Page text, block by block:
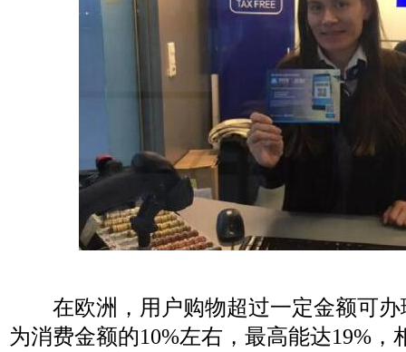
在欧洲，用户购物超过一定金额可办
为消费金额的10%左右，最高能达19%，